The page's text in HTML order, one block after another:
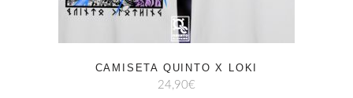
CAMISETA QUINTO X LOKI
24,90€